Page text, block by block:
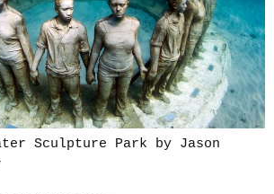
Sculpture Park by Jason